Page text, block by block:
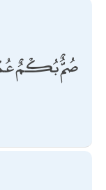
صُمٌّ بُكْمٌ